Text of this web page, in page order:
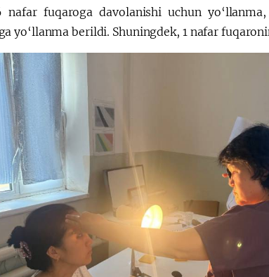
nafar fuqaroga davolanishi uchun
yo‘llanma berildi. Shuningdek, 1 nafar